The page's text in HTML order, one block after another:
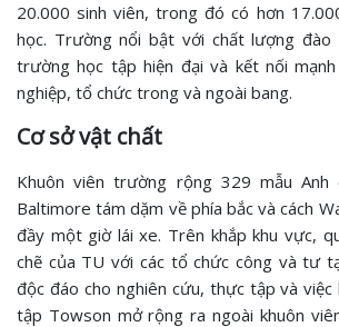
20.000 sinh viên, trong đó có hơn
học. Trường nổi bật với chất lượng
trường học tập hiện đại và kết nối
nghiệp, tổ chức trong và ngoài bang.
Cơ sở vật chất
Khuôn viên trường rộng 329 mẫu Anh
Baltimore tám dặm về phía bắc và cách
đầy một giờ lái xe. Trên khắp khu vực,
chẽ của TU với các tổ chức công và tư
độc đáo cho nghiên cứu, thực tập và việc
tập Towson mở rộng ra ngoài khuôn